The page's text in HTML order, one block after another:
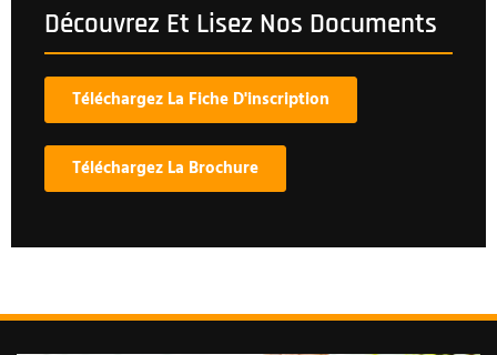
Découvrez Et Lisez Nos Documents
Téléchargez La Fiche D'inscription
Téléchargez La Brochure